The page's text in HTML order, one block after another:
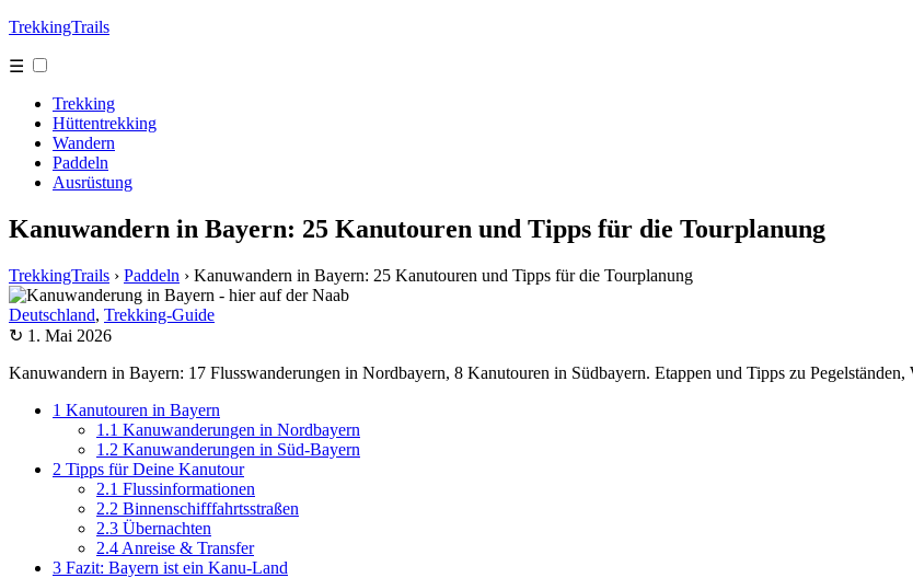
TrekkingTrails
☰
Trekking
Hüttentrekking
Wandern
Paddeln
Ausrüstung
Kanuwandern in Bayern: 25 Kanutouren und Tipps für die Tourplanung
TrekkingTrails › Paddeln › Kanuwandern in Bayern: 25 Kanutouren und Tipps für die Tourplanung
Deutschland, Trekking-Guide
↻ 1. Mai 2026
Kanuwandern in Bayern: 17 Flusswanderungen in Nordbayern, 8 Kanutouren in Südbayern. Etappen und Tipps zu
1 Kanutouren in Bayern
1.1 Kanuwanderungen in Nordbayern
1.2 Kanuwanderungen in Süd-Bayern
2 Tipps für Deine Kanutour
2.1 Flussinformationen
2.2 Binnenschifffahrtsstraßen
2.3 Übernachten
2.4 Anreise & Transfer
3 Fazit: Bayern ist ein Kanu-Land